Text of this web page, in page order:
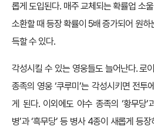
롭게 도입된다. 매주 교체되는 확률업 소
소환할 때 등장 확률이 5배 증가되어 원하
득할 수 있다.
각성시킬 수 있는 영웅들도 늘어난다. 로
종족의 영웅 ‘쿠루미’는 각성시키면 전
게 된다. 이외에도 야수 종족의 ‘황무당’
병’과 ‘흑무당’ 등 병사 4종이 새롭게 등